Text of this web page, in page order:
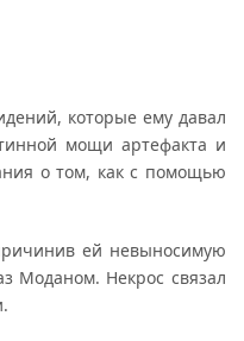
которые ему давал
мощи артефакта и
о том, как с помощью
ей невыносимую
Моданом. Некрос связал